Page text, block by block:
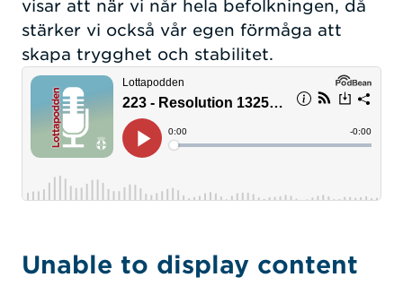
visar att när vi når hela befolkningen, då
stärker vi också vår egen förmåga att
skapa trygghet och stabilitet.
Unable to display content